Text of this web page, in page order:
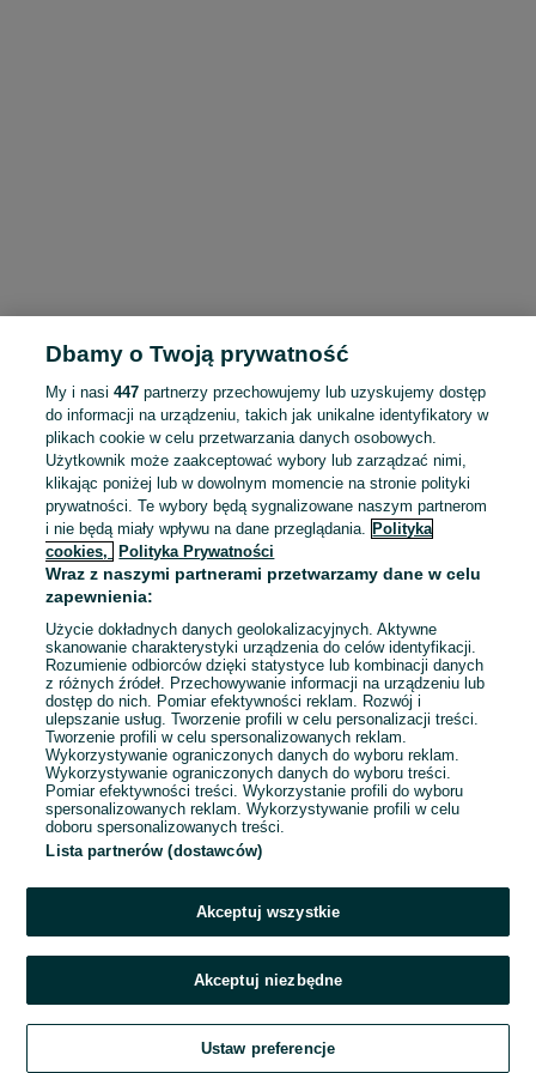
To ogłoszenie nie jest już dostępne
Przejdź na stronę główną
Dbamy o Twoją prywatność
My i nasi447 partnerzy przechowujemy lub uzyskujemy dostęp
do informacji na urządzeniu, takich jak unikalne identyfikatory w
plikach cookie w celu przetwarzania danych osobowych.
Użytkownik może zaakceptować wybory lub zarządzać nimi,
klikając poniżej lub w dowolnym momencie na stronie polityki
prywatności. Te wybory będą sygnalizowane naszym partnerom
i nie będą miały wpływu na dane przeglądania. Polityka
cookies,
Polityka Prywatności
Wraz z naszymi partnerami przetwarzamy dane w celu
zapewnienia:
Użycie dokładnych danych geolokalizacyjnych. Aktywne
skanowanie charakterystyki urządzenia do celów identyfikacji.
Rozumienie odbiorców dzięki statystyce lub kombinacji danych
z różnych źródeł. Przechowywanie informacji na urządzeniu lub
dostęp do nich. Pomiar efektywności reklam. Rozwój i
ulepszanie usług. Tworzenie profili w celu personalizacji treści.
Tworzenie profili w celu spersonalizowanych reklam.
Wykorzystywanie ograniczonych danych do wyboru reklam.
Wykorzystywanie ograniczonych danych do wyboru treści.
Pomiar efektywności treści. Wykorzystanie profili do wyboru
spersonalizowanych reklam. Wykorzystywanie profili w celu
doboru spersonalizowanych treści.
Lista partnerów (dostawców)
Akceptuj wszystkie
Akceptuj niezbędne
Ustaw preferencje